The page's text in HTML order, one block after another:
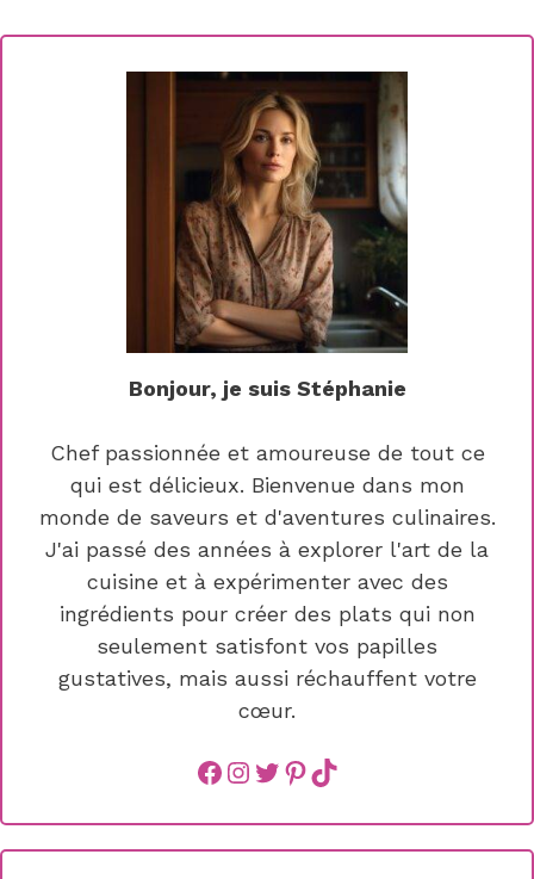
Bonjour, je suis Stéphanie
Chef passionnée et amoureuse de tout ce
qui est délicieux. Bienvenue dans mon
monde de saveurs et d'aventures culinaires.
J'ai passé des années à explorer l'art de la
cuisine et à expérimenter avec des
ingrédients pour créer des plats qui non
seulement satisfont vos papilles
gustatives, mais aussi réchauffent votre
cœur.
Facebook
instagram
Twitter
Pinterest
TikTok